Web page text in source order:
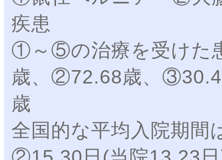
疾患
①～⑤の治療を受けた
歳、②72.68歳、
歳
全国的な平均入院期